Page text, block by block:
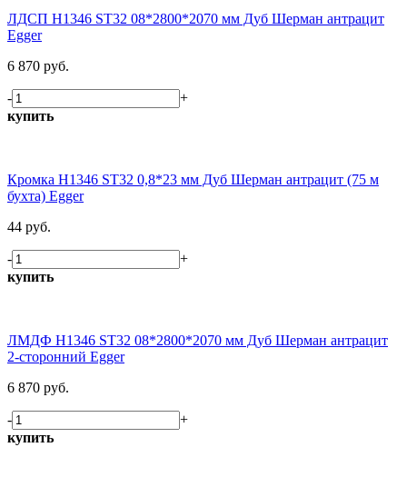
ЛДСП H1346 ST32 08*2800*2070 мм Дуб Шерман антрацит
Egger
6 870 руб.
-
+
купить
Кромка H1346 ST32 0,8*23 мм Дуб Шерман антрацит (75 м
бухта) Egger
44 руб.
-
+
купить
ЛМДФ H1346 ST32 08*2800*2070 мм Дуб Шерман антрацит
2-сторонний Egger
6 870 руб.
-
+
купить